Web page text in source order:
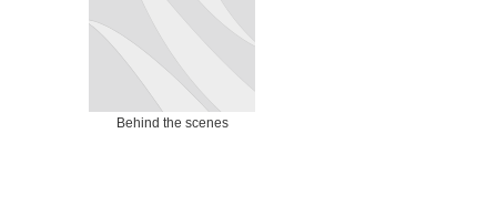
Behind the scenes